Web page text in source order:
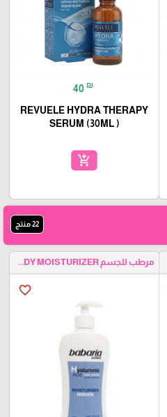
40 ₪
REVUELE HYDRA THERAPY
SERUM (30ML )
add_shopping_cart
22 منتج
مرطب للجسم BODY MOISTURIZER
favorite_border